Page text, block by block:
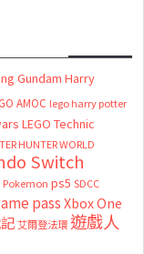
Gundam Harry
AMOC lego harry potter
LEGO Technic
HUNTER WORLD
Switch
Pokemon ps5 SDCC
passXbox One
艾爾登法環 遊戲人